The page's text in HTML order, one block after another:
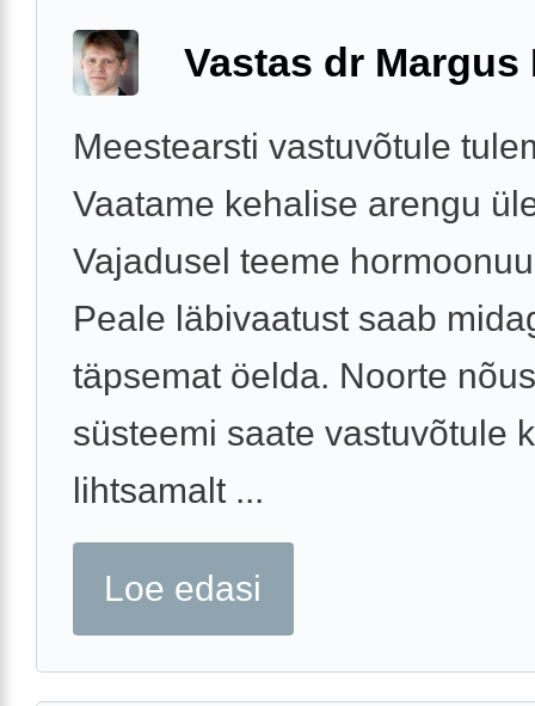
Vastas dr Margus
Meestearsti vastuvõtule
Vaatame kehalise arengu
Vajadusel teeme
Peale läbivaatust saab
täpsemat öelda. Noorte
süsteemi saate vastuvõtule
lihtsamalt ...
Loe edasi